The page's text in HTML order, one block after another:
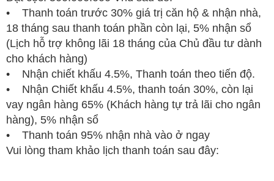
• Thanh toán trước 30% giá trị căn hộ & nhận nhà,
18 tháng sau thanh toán phần còn lại, 5% nhận sổ
(Lịch hỗ trợ không lãi 18 tháng của Chủ đầu tư dành
cho khách hàng)
• Nhận chiết khấu 4.5%, Thanh toán theo tiến độ.
• Nhận Chiết khấu 4.5%, thanh toán 30%, còn lại
vay ngân hàng 65% (Khách hàng tự trả lãi cho ngân
hàng), 5% nhận sổ
• Thanh toán 95% nhận nhà vào ở ngay
Vui lòng tham khảo lịch thanh toán sau đây: